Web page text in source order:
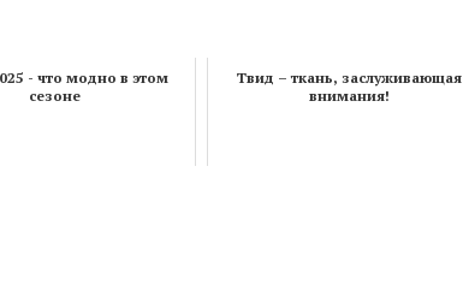
- что модно в этом
сезоне
Твид – ткань, заслуживающая
внимания!